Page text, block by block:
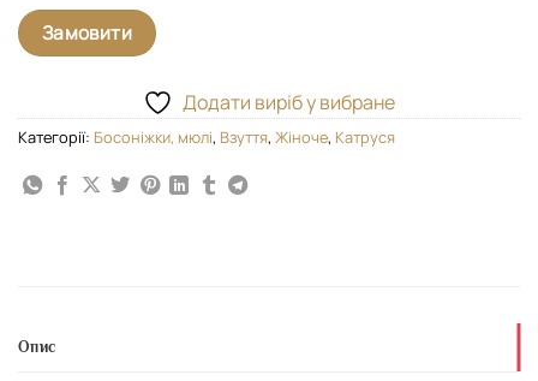
Замовити
Додати виріб у вибране
Категорії: Босоніжки, мюлі, Взуття, Жіноче, Катруся
Опис